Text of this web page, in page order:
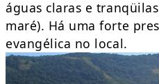
águas claras e
maré). Há uma forte
evangélica no local.